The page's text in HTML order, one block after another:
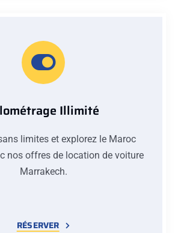
Illimité
limites et explorez le Maroc
nos offres de location de voiture
Marrakech.
RÉSERVER